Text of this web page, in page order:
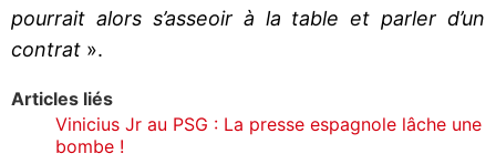
pourrait alors s’asseoir à la table et parler d’un
contrat ».
Articles liés
Vinicius Jr au PSG : La presse espagnole lâche une
bombe !